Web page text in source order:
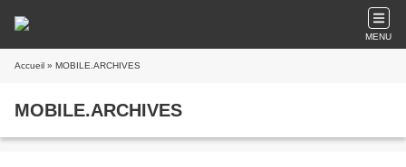
MENU
Accueil » MOBILE.ARCHIVES
MOBILE.ARCHIVES